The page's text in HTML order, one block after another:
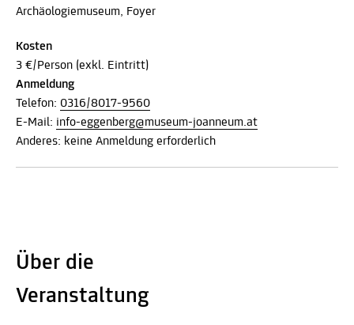
Archäologiemuseum, Foyer
Kosten
3 €/Person (exkl. Eintritt)
Anmeldung
Telefon: 0316/8017-9560
E-Mail: info-eggenberg@museum-joanneum.at
Anderes: keine Anmeldung erforderlich
Über die
Veranstaltung